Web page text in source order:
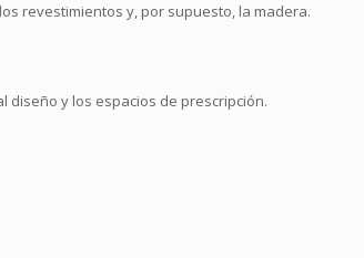
revestimientos y, por supuesto, la madera.
diseño y los espacios de prescripción.